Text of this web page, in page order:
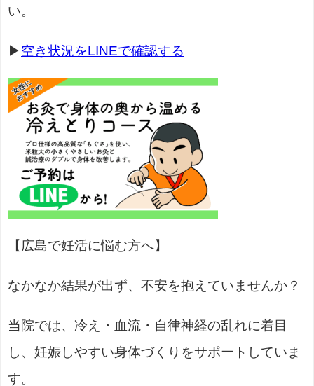
い。
▶ 空き状況をLINEで確認する
【広島で妊活に悩む方へ】
なかなか結果が出ず、不安を抱えていませんか？
当院では、冷え・血流・自律神経の乱れに着目
し、妊娠しやすい身体づくりをサポートしていま
す。